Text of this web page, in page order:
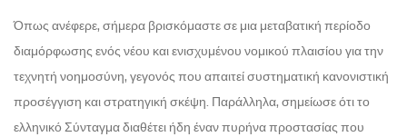
Όπως ανέφερε, σήμερα βρισκόμαστε σε μια μεταβατική περίοδο
διαμόρφωσης ενός νέου και ενισχυμένου νομικού πλαισίου για την
τεχνητή νοημοσύνη, γεγονός που απαιτεί συστηματική κανονιστική
προσέγγιση και στρατηγική σκέψη. Παράλληλα, σημείωσε ότι το
ελληνικό Σύνταγμα διαθέτει ήδη έναν πυρήνα προστασίας που